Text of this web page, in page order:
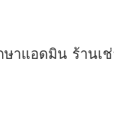
าแอดมิน ร้านเ